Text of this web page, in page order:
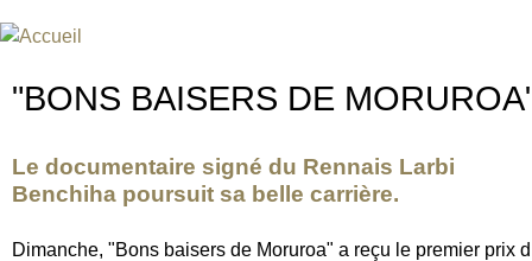
"BONS BAISERS DE
Le documentaire signé du Rennais Larbi
Benchiha poursuit sa belle carrière.
Dimanche, "Bons baisers de Moruroa" a reçu le premier prix